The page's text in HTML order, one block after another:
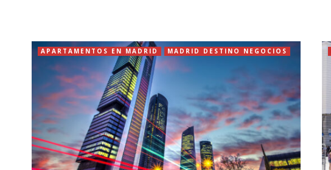
APARTAMENTOS EN MADRID MADRID DESTINO NEGOCIOS